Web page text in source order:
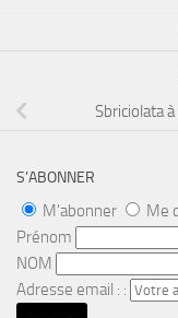
Sbriciolata
S’ABONNER
M'abonner
Me
Prénom
NOM
Adresse email : :